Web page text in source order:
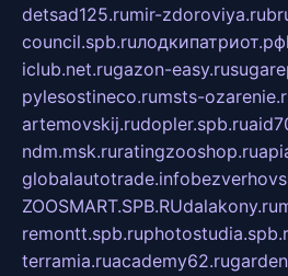
detsad125.rumir-zdoroviya.ru
council.spb.ruлодкипатриот.рф
iclub.net.rugazon-easy.ru
pylesostineco.rumsts-
artemovskij.rudopler.spb.ru
ndm.msk.ruratingzooshop.ru
globalautotrade.info
ZOOSMART.SPB.RUdalakony.ru
remontt.spb.ru
terramia.ruacademy62.ru